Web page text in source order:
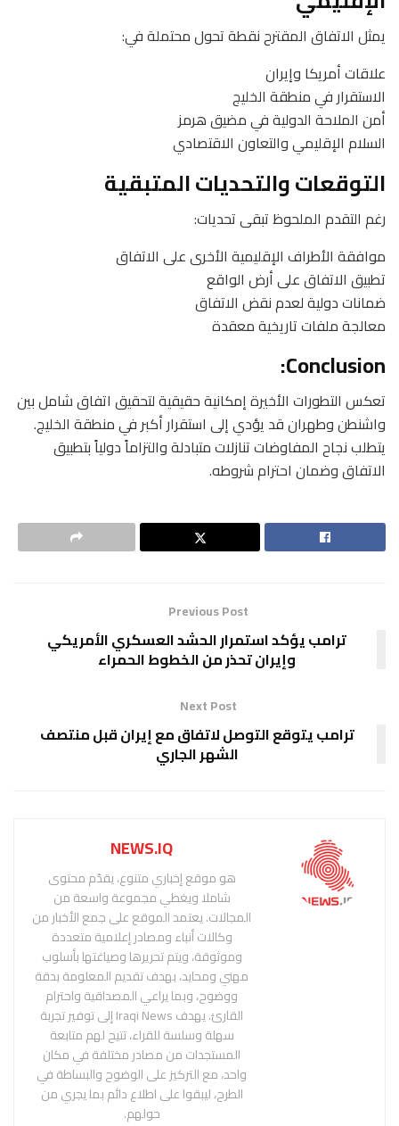
يمثل الاتفاق المقترح نقطة تحول محتملة في:
علاقات أمريكا وإيران
الاستقرار في منطقة الخليج
أمن الملاحة الدولية في مضيق هرمز
السلام الإقليمي والتعاون الاقتصادي
التوقعات والتحديات المتبقية
رغم التقدم الملحوظ تبقى تحديات:
موافقة الأطراف الإقليمية الأخرى على الاتفاق
تطبيق الاتفاق على أرض الواقع
ضمانات دولية لعدم نقض الاتفاق
معالجة ملفات تاريخية معقدة
Conclusion:
تعكس التطورات الأخيرة إمكانية حقيقية لتحقيق اتفاق شامل بين
واشنطن وطهران قد يؤدي إلى استقرار أكبر في منطقة الخليج.
يتطلب نجاح المفاوضات تنازلات متبادلة والتزاماً دولياً بتطبيق
الاتفاق وضمان احترام شروطه.
Previous Post
ترامب يؤكد استمرار الحشد العسكري الأمريكي
وإيران تحذر من الخطوط الحمراء
Next Post
ترامب يتوقع التوصل لاتفاق مع إيران قبل منتصف
الشهر الجاري
NEWS.IQ
هو موقع إخباري متنوع، يقدّم محتوى
شاملا ويغطي مجموعة واسعة من
المجالات. يعتمد الموقع على جمع الأخبار من
وكالات أنباء ومصادر إعلامية متعددة
وموثوقة، ويتم تحريرها وصياغتها بأسلوب
مهني ومحايد، بهدف تقديم المعلومة بدقة
ووضوح، وبما يراعي المصداقية واحترام
القارئ. يهدف Iraqi News إلى توفير تجربة
سهلة وسلسة للقراء، تتيح لهم متابعة
المستجدات من مصادر مختلفة في مكان
واحد، مع التركيز على الوضوح والبساطة في
الطرح، ليبقوا على اطلاع دائم بما يجري من
حولهم.